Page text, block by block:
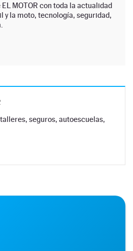
MOTOR con toda la actualidad
y la moto, tecnología, seguridad,
seguros, autoescuelas,